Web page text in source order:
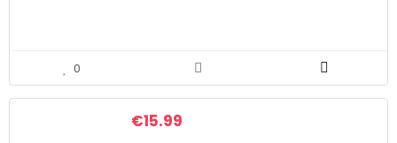
0
€15.99